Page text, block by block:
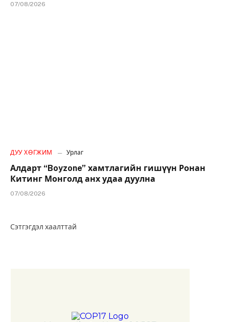
07/08/2026
ДУУ ХӨГЖИМ Урлаг
Алдарт “Boyzone” хамтлагийн гишүүн Ронан
Китинг Монголд анх удаа дуулна
07/08/2026
Сэтгэгдэл хаалттай